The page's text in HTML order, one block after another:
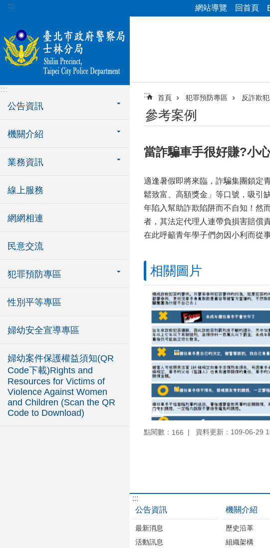
跳到主要內容區塊
::: 網站導覽 回首頁
:::
公告資訊
機關介紹
業務資訊
線上服務
網網相連
民意交流
犯罪預防專區
性別平等專區
婦幼安全宣導專區
婦幼案件保護權益須知(QR
Code下載)Rights and
Resources for Victims of
Violence Against Women
and Children (Scan the QR
Code to Download)
::: 首頁 犯罪預防專區 反詐欺
參考案例
當詐騙車手很好賺?小
適逢暑假即將來臨，詐騙集團鎖定
鬆致富、高額獎金」等口號，吸引
年陷入幫助詐欺陷阱而不自知！然
者，其法定代理人連帶負損害賠償
在此呼籲青年學子們勿因小利而從
相關圖片
點閱數： 166 資料更新：109-06-29
:::
公告資訊
最新消息
活動訊息
機關介紹
歷史沿革
組織架構